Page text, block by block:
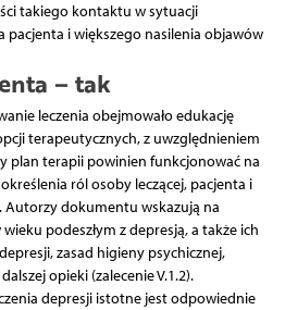
takiego kontaktu w sytuacji
pacjenta i większego nasilenia objawów
– tak
leczenia obejmowało edukację
terapeutycznych, z uwzględnieniem
plan terapii powinien funkcjonować na
ról osoby leczącej, pacjenta i
Autorzy dokumentu wskazują na
podeszłym z depresją, a także ich
zasad higieny psychicznej,
opieki (zalecenie V.1.2).
depresji istotne jest odpowiednie